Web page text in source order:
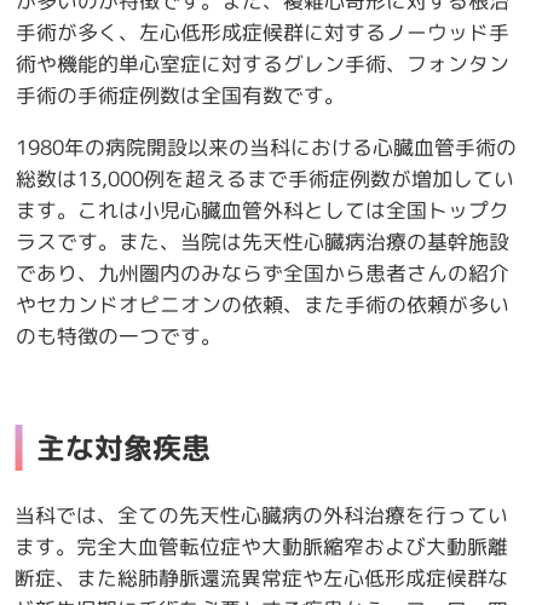
手術が多く、左心低形成症候群に対するノーウッド手
術や機能的単心室症に対するグレン手術、フォンタン
手術の手術症例数は全国有数です。
1980年の病院開設以来の当科における心臓血管手術の
総数は13,000例を超えるまで手術症例数が増加してい
ます。これは小児心臓血管外科としては全国トップク
ラスです。また、当院は先天性心臓病治療の基幹施設
であり、九州圏内のみならず全国から患者さんの紹介
やセカンドオピニオンの依頼、また手術の依頼が多い
のも特徴の一つです。
主な対象疾患
当科では、全ての先天性心臓病の外科治療を行ってい
ます。完全大血管転位症や大動脈縮窄および大動脈離
断症、また総肺静脈還流異常症や左心低形成症候群な